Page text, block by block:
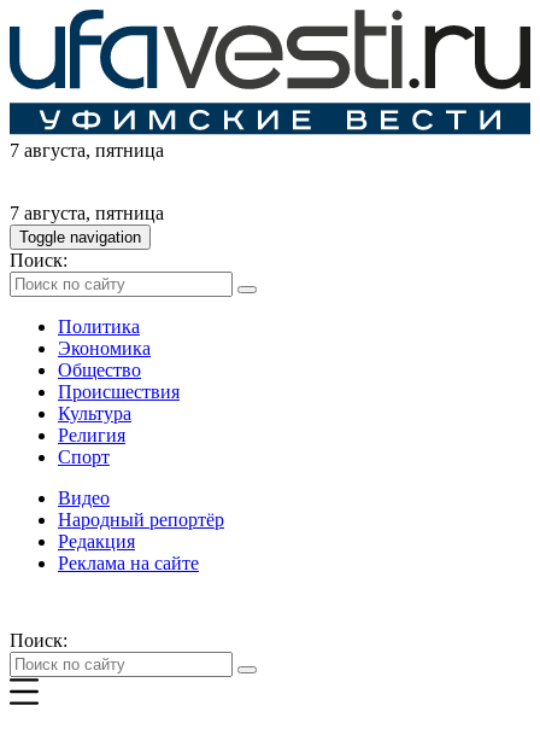
7 августа, пятница
7 августа, пятница
Toggle navigation
Поиск:
Политика
Экономика
Общество
Происшествия
Культура
Религия
Спорт
Видео
Народный репортёр
Редакция
Реклама на сайте
Поиск: